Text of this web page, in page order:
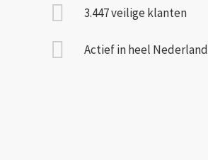
3.447 veilige klanten
Actief in heel Nederland